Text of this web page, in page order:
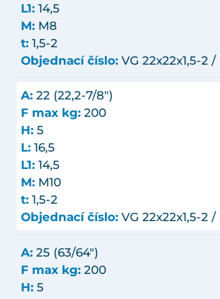
L1: 14,5
M: M8
t: 1,5-2
Objednací číslo: VG 22x22x1,5-2
A: 22 (22,2-7/8")
F max kg: 200
H: 5
L: 16,5
L1: 14,5
M: M10
t: 1,5-2
Objednací číslo: VG 22x22x1,5-2 /
A: 25 (63/64")
F max kg: 200
H: 5